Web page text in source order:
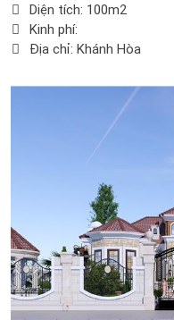
Diện tích: 100m2
Kinh phí:
Địa chỉ: Khánh Hòa